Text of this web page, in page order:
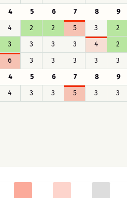
4 5 6 7 8 9
4 2 2 5 3 2
3 3 3 3 4 2
6 3 3 3 3 3
4 5 6 7 8 9
4 3 3 5 3 3